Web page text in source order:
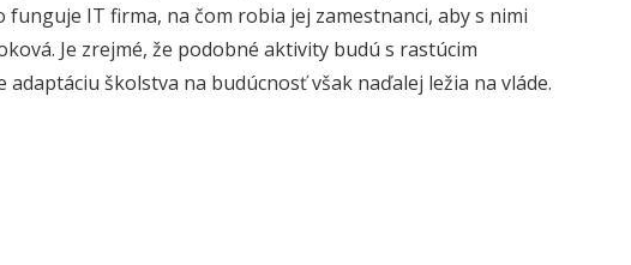
IT firma, na čom robia jej zamestnanci, aby s nimi
Je zrejmé, že podobné aktivity budú s rastúcim
školstva na budúcnosť však naďalej ležia na vláde.